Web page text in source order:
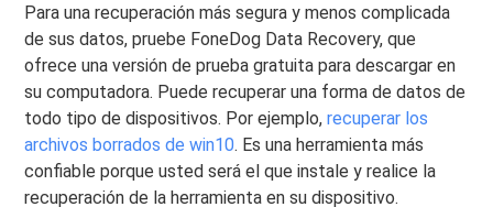
Para una recuperación más segura y menos complicada
de sus datos, pruebe FoneDog Data Recovery, que
ofrece una versión de prueba gratuita para descargar en
su computadora. Puede recuperar una forma de datos de
todo tipo de dispositivos. Por ejemplo,recuperar los
archivos borrados de win10. Es una herramienta más
confiable porque usted será el que instale y realice la
recuperación de la herramienta en su dispositivo.